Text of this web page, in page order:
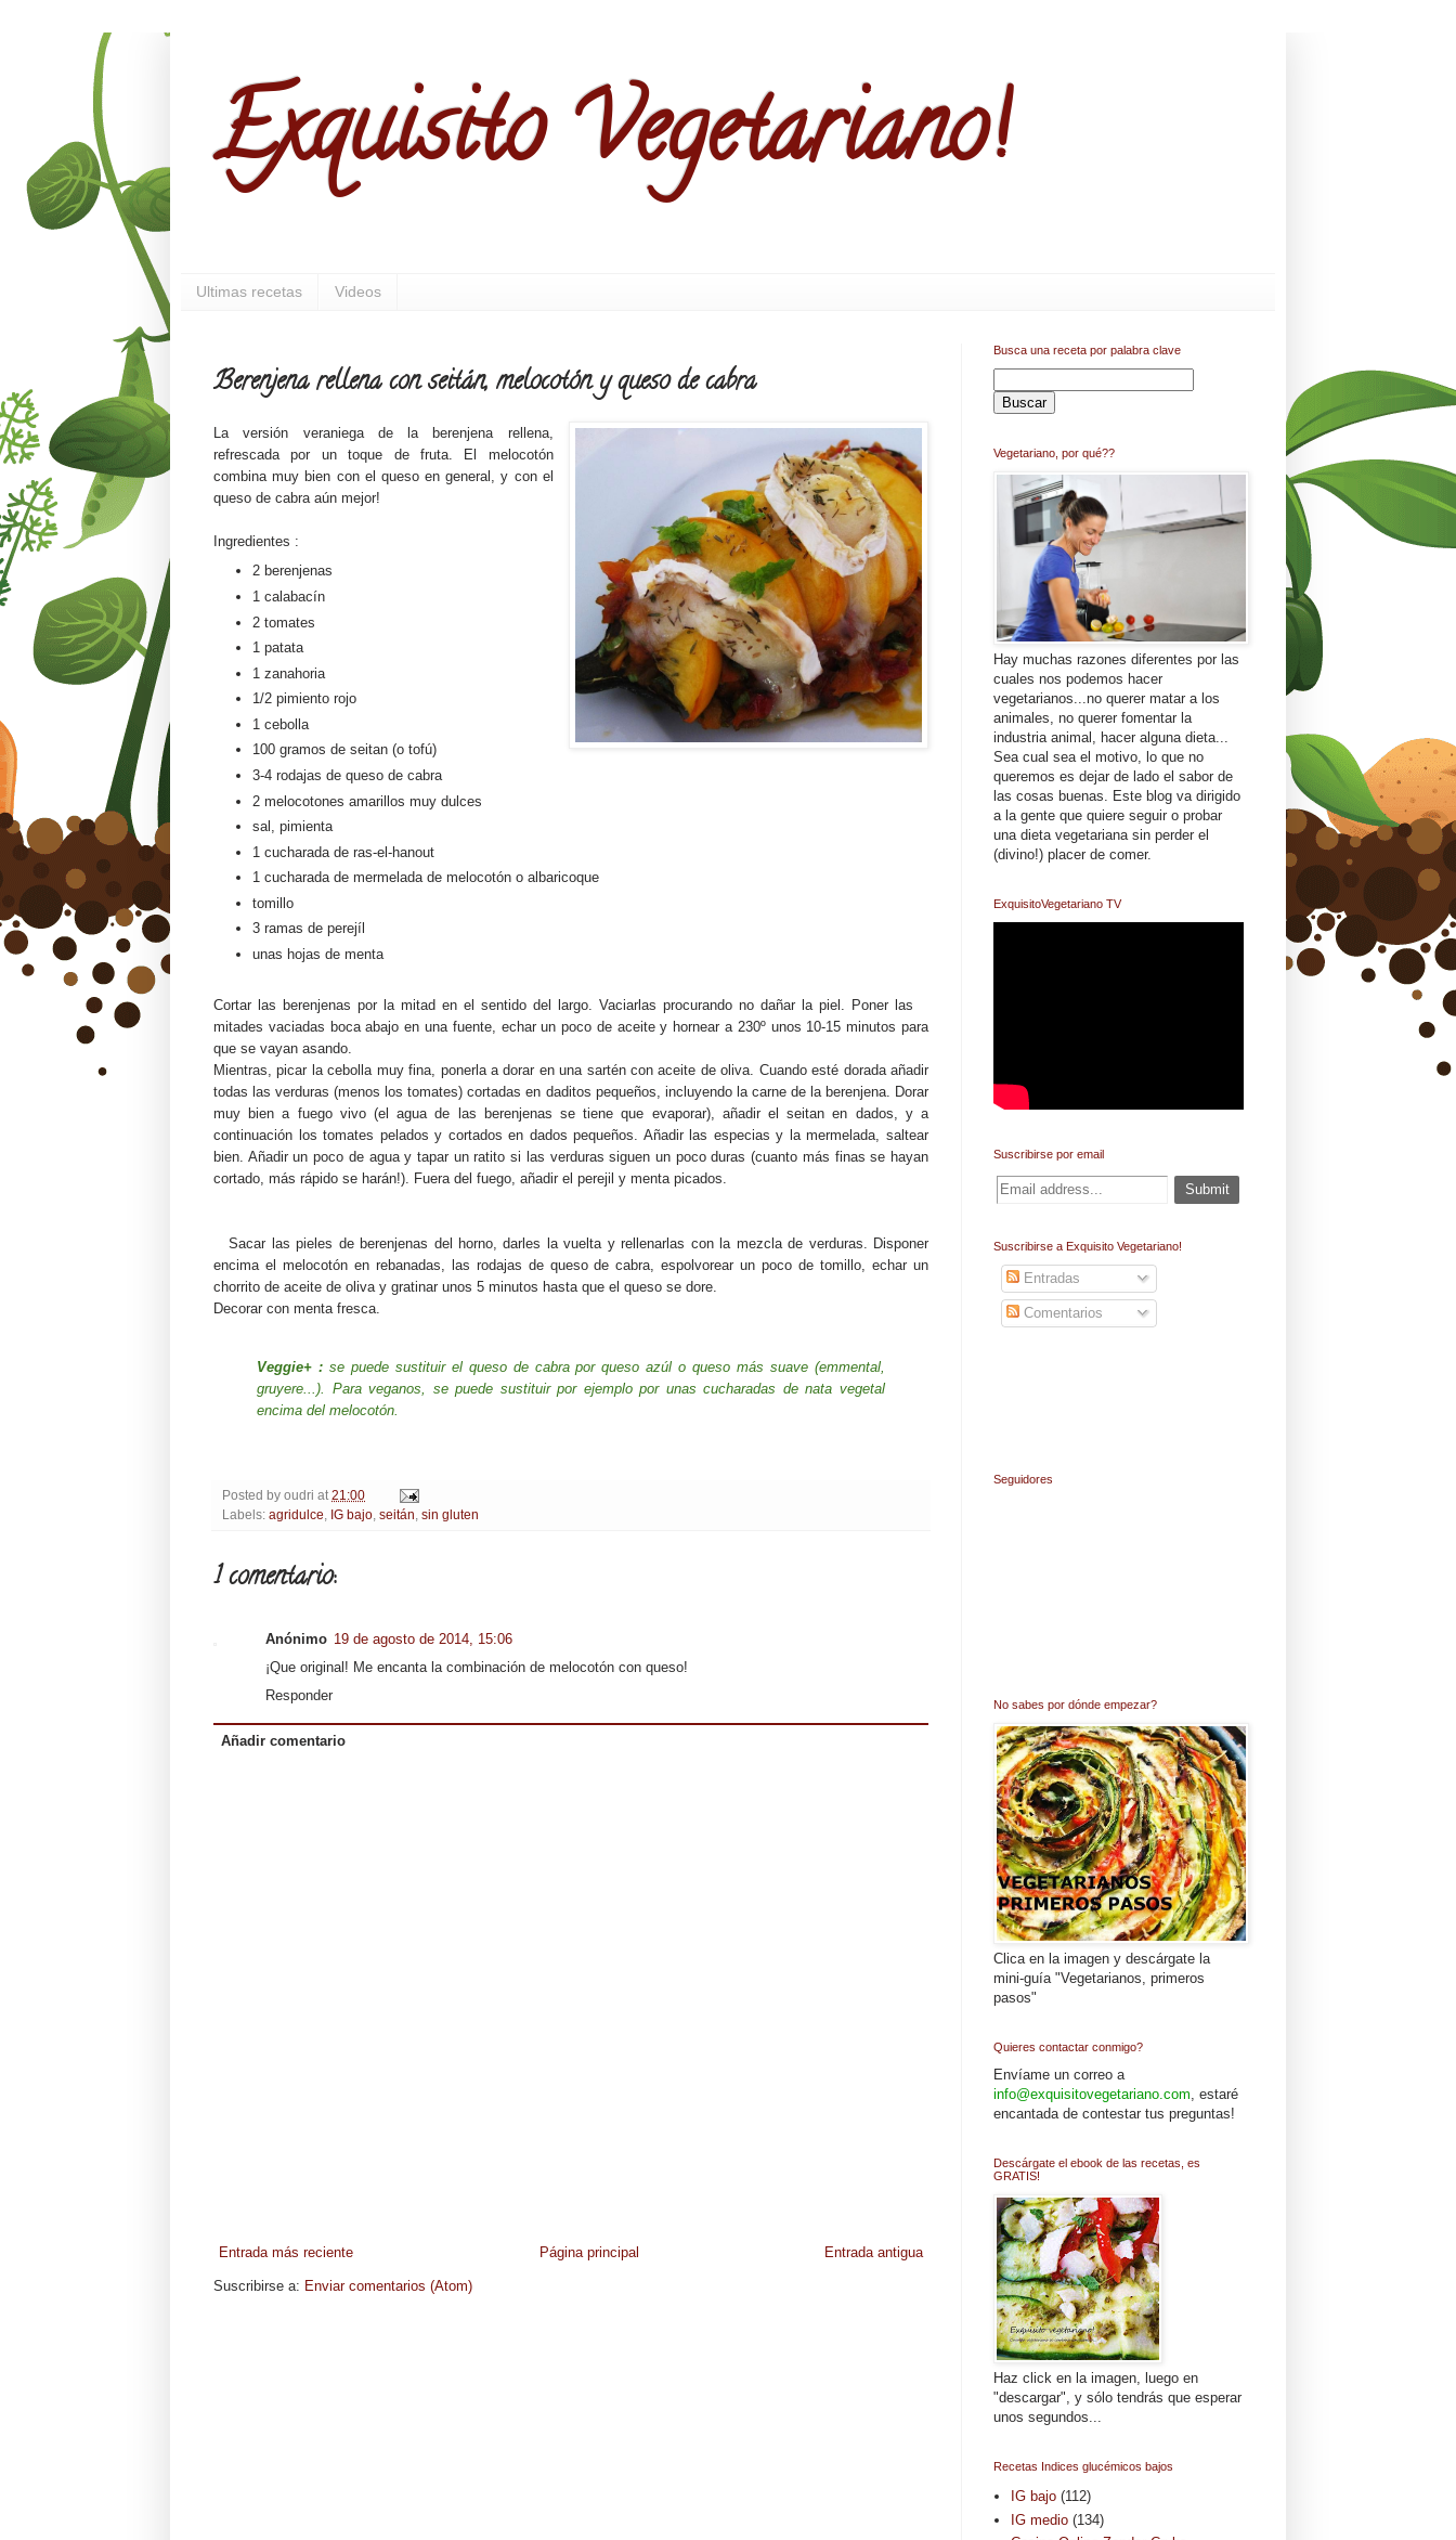
Exquisito Vegetariano!
Ultimas recetas Videos
Berenjena rellena con seitán, melocotón y queso de cabra
La versión veraniega de la berenjena rellena,
refrescada por un toque de fruta. El melocotón
combina muy bien con el queso en general, y con el
queso de cabra aún mejor!
Ingredientes :
2 berenjenas
1 calabacín
2 tomates
1 patata
1 zanahoria
1/2 pimiento rojo
1 cebolla
100 gramos de seitan (o tofú)
3-4 rodajas de queso de cabra
2 melocotones amarillos muy dulces
sal, pimienta
1 cucharada de ras-el-hanout
1 cucharada de mermelada de melocotón o albaricoque
tomillo
3 ramas de perejíl
unas hojas de menta
Cortar las berenjenas por la mitad en el sentido del largo. Vaciarlas procurando no dañar la piel. Poner las
mitades vaciadas boca abajo en una fuente, echar un poco de aceite y hornear a 230º unos 10-15 minutos para
que se vayan asando.
Mientras, picar la cebolla muy fina, ponerla a dorar en una sartén con aceite de oliva. Cuando esté dorada añadir
todas las verduras (menos los tomates) cortadas en daditos pequeños, incluyendo la carne de la berenjena. Dorar
muy bien a fuego vivo (el agua de las berenjenas se tiene que evaporar), añadir el seitan en dados, y a
continuación los tomates pelados y cortados en dados pequeños. Añadir las especias y la mermelada, saltear
bien. Añadir un poco de agua y tapar un ratito si las verduras siguen un poco duras (cuanto más finas se hayan
cortado, más rápido se harán!). Fuera del fuego, añadir el perejil y menta picados.
Sacar las pieles de berenjenas del horno, darles la vuelta y rellenarlas con la mezcla de verduras. Disponer
encima el melocotón en rebanadas, las rodajas de queso de cabra, espolvorear un poco de tomillo, echar un
chorrito de aceite de oliva y gratinar unos 5 minutos hasta que el queso se dore.
Decorar con menta fresca.
Veggie+ : se puede sustituir el queso de cabra por queso azúl o queso más suave (emmental,
gruyere...). Para veganos, se puede sustituir por ejemplo por unas cucharadas de nata vegetal
encima del melocotón.
Posted by oudri at 21:00
Labels: agridulce IG bajo seitán sin gluten
1 comentario:
Anónimo 19 de agosto de 2014, 15:06
¡Que original! Me encanta la combinación de melocotón con queso!
Responder
Añadir comentario
Entrada más reciente Entrada antigua
Página principal
Suscribirse a: Enviar comentarios (Atom)
Busca una receta por palabra clave
Vegetariano, por qué??
Hay muchas razones diferentes por las
cuales nos podemos hacer
vegetarianos...no querer matar a los
animales, no querer fomentar la
industria animal, hacer alguna dieta...
Sea cual sea el motivo, lo que no
queremos es dejar de lado el sabor de
las cosas buenas. Este blog va dirigido
a la gente que quiere seguir o probar
una dieta vegetariana sin perder el
(divino!) placer de comer.
ExquisitoVegetariano TV
Suscribirse por email
Suscribirse a Exquisito Vegetariano!
Entradas
Comentarios
Seguidores
No sabes por dónde empezar?
Clica en la imagen y descárgate la
mini-guía "Vegetarianos, primeros
pasos"
Quieres contactar conmigo?
Envíame un correo a
info@exquisitovegetariano.com , estaré
encantada de contestar tus preguntas!
Descárgate el ebook de las recetas, es
GRATIS!
Haz click en la imagen, luego en
"descargar", y sólo tendrás que esperar
unos segundos...
Recetas Indices glucémicos bajos
IG bajo (112)
IG medio (134)